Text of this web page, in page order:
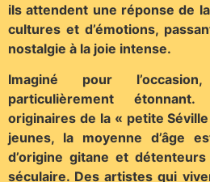
ils attendent une réponse de
cultures et d’émotions,
nostalgie à la joie intense.
Imaginé pour
particulièrement
originaires de la « petite
jeunes, la moyenne d’âge
d’origine gitane et
séculaire. Des artistes qui